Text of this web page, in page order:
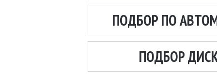
ПОДБОР ПО
ПОДБОР